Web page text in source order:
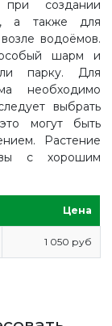
при создании
а также для
водоёмов.
шарм и
парку. Для
необходимо
выбрать
могут быть
Растение
с хорошим
Цена
1 050 руб